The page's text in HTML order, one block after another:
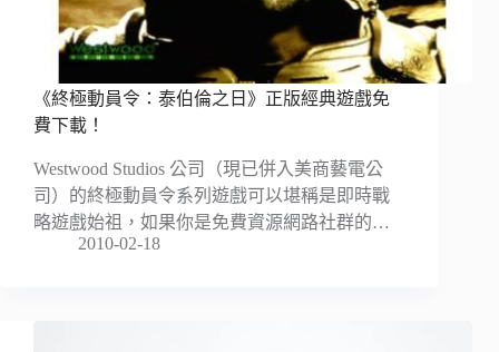
《終極動員令：泰伯倫之日》正版經典遊戲免
費下載！
Westwood Studios 公司（現已併入美商藝電公
司）的終極動員令系列遊戲可以堪稱是即時戰
略遊戲始祖，如果你是免費資源網路社群的…
2010-02-18